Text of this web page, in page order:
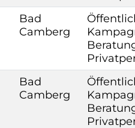
Bad
Camberg
Bad
Camberg